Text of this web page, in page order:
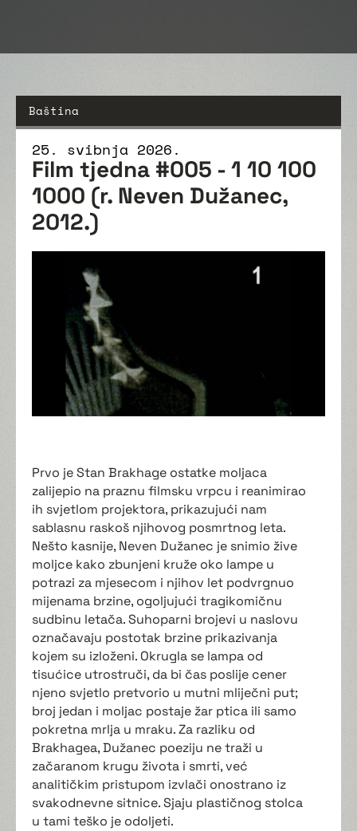
Baština
25. svibnja 2026.
Film tjedna #005 - 1 10 100
1000 (r. Neven Dužanec,
2012.)
Prvo je Stan Brakhage ostatke moljaca
zalijepio na praznu filmsku vrpcu i reanimirao
ih svjetlom projektora, prikazujući nam
sablasnu raskoš njihovog posmrtnog leta.
Nešto kasnije, Neven Dužanec je snimio žive
moljce kako zbunjeni kruže oko lampe u
potrazi za mjesecom i njihov let podvrgnuo
mijenama brzine, ogoljujući tragikomičnu
sudbinu letača. Suhoparni brojevi u naslovu
označavaju postotak brzine prikazivanja
kojem su izloženi. Okrugla se lampa od
tisućice utrostruči, da bi čas poslije cener
njeno svjetlo pretvorio u mutni mliječni put;
broj jedan i moljac postaje žar ptica ili samo
pokretna mrlja u mraku. Za razliku od
Brakhagea, Dužanec poeziju ne traži u
začaranom krugu života i smrti, već
analitičkim pristupom izvlači onostrano iz
svakodnevne sitnice. Sjaju plastičnog stolca
u tami teško je odoljeti.